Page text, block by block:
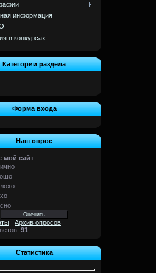
информация
в конкурсах
Категории раздела
Форма входа
Наш опрос
мой сайт
| Архив опросов
91
Статистика